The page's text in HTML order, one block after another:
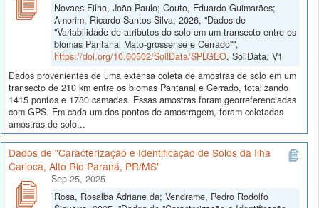
Novaes Filho, João Paulo; Couto, Eduardo Guimarães;
Amorim, Ricardo Santos Silva, 2026, "Dados de
"Variabilidade de atributos do solo em um transecto entre os
biomas Pantanal Mato-grossense e Cerrado"",
https://doi.org/10.60502/SoilData/SPLGEO, SoilData, V1
Dados provenientes de uma extensa coleta de amostras de solo em um
transecto de 210 km entre os biomas Pantanal e Cerrado, totalizando
1415 pontos e 1780 camadas. Essas amostras foram georreferenciadas
com GPS. Em cada um dos pontos de amostragem, foram coletadas
amostras de solo...
Dados de "Caracterização e Identificação de Solos da Ilha
Carioca, Alto Rio Paraná, PR/MS"
Sep 25, 2025
Rosa, Rosalba Adriane da; Vendrame, Pedro Rodolfo